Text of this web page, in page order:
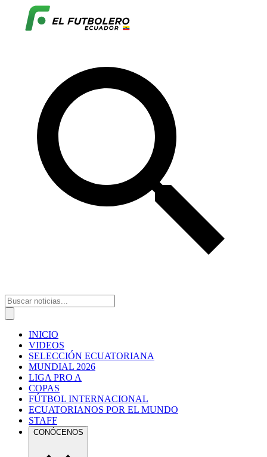
INICIO
VIDEOS
SELECCIÓN ECUATORIANA
MUNDIAL 2026
LIGA PRO A
COPAS
FÚTBOL INTERNACIONAL
ECUATORIANOS POR EL MUNDO
STAFF
CONÓCENOS